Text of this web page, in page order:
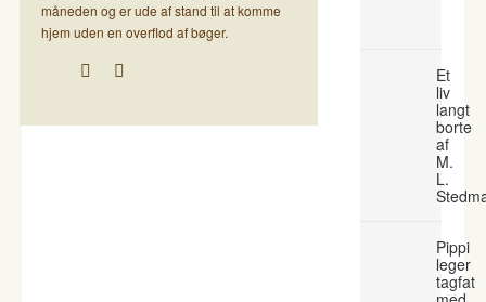
måneden og er ude af stand til at komme
hjem uden en overflod af bøger.
Et
liv
langt
borte
af
M.
L.
Pippi
leger
tagfat